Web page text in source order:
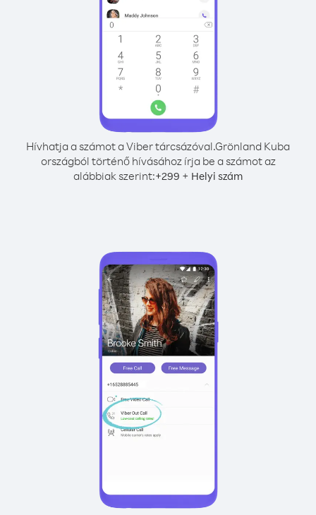
Hívhatja a számot a Viber tárcsázóval.Grönland Kuba
országból történő hívásához írja be a számot az
alábbiak szerint:+299 + Helyi szám